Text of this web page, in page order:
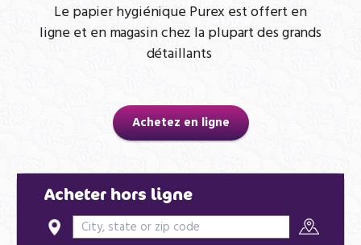
Le papier hygiénique Purex est offert en
ligne et en magasin chez la plupart des grands
détaillants
Achetez en ligne
Acheter hors ligne